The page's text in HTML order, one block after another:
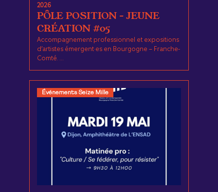
2026
PÔLE POSITION – JEUNE
CRÉATION #05
Accompagnement professionnel et expositions
d’artistes émergent·es en Bourgogne – Franche-
Comté. ...
Événements Seize Mille